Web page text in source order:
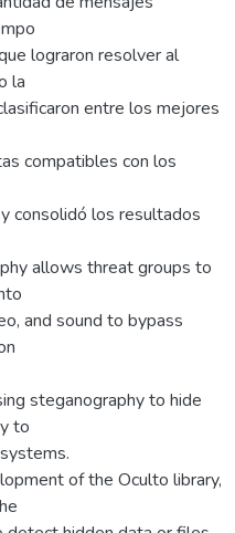
lograron resolver al
la
entre los mejores
compatibles con los
consolidó los resultados
allows threat groups to
and sound to bypass
steganography to hide
to
of the Oculto library,